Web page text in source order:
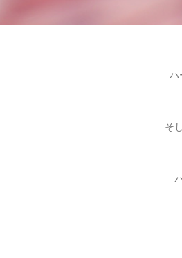
ハ
そ